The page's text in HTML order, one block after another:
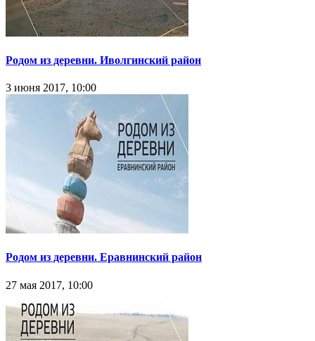
Родом из деревни. Иволгинский район
3 июня 2017, 10:00
Родом из деревни. Еравнинский район
27 мая 2017, 10:00